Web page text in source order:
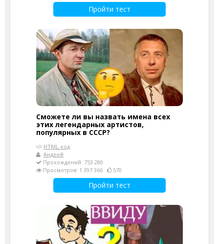
Пройти тест
Сможете ли вы назвать имена всех
этих легендарных артистов,
популярных в СССР?
HTML-код
Андрей
Прохождений: 753 280
Просмотров: 1 397 366
570
Пройти тест